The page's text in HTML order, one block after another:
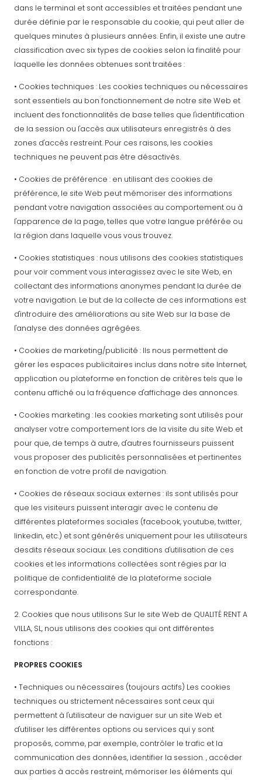
dans le terminal et sont accessibles et traitées pendant une
durée définie par le responsable du cookie, qui peut aller de
quelques minutes à plusieurs années. Enfin, il existe une autre
classification avec six types de cookies selon la finalité pour
laquelle les données obtenues sont traitées :
• Cookies techniques : Les cookies techniques ou nécessaires
sont essentiels au bon fonctionnement de notre site Web et
incluent des fonctionnalités de base telles que l'identification
de la session ou l'accès aux utilisateurs enregistrés à des
zones d'accès restreint. Pour ces raisons, les cookies
techniques ne peuvent pas être désactivés.
• Cookies de préférence : en utilisant des cookies de
préférence, le site Web peut mémoriser des informations
pendant votre navigation associées au comportement ou à
l'apparence de la page, telles que votre langue préférée ou
la région dans laquelle vous vous trouvez.
• Cookies statistiques : nous utilisons des cookies statistiques
pour voir comment vous interagissez avec le site Web, en
collectant des informations anonymes pendant la durée de
votre navigation. Le but de la collecte de ces informations est
d'introduire des améliorations au site Web sur la base de
l'analyse des données agrégées.
• Cookies de marketing/publicité : Ils nous permettent de
gérer les espaces publicitaires inclus dans notre site Internet,
application ou plateforme en fonction de critères tels que le
contenu affiché ou la fréquence d'affichage des annonces.
• Cookies marketing : les cookies marketing sont utilisés pour
analyser votre comportement lors de la visite du site Web et
pour que, de temps à autre, d'autres fournisseurs puissent
vous proposer des publicités personnalisées et pertinentes
en fonction de votre profil de navigation.
• Cookies de réseaux sociaux externes : ils sont utilisés pour
que les visiteurs puissent interagir avec le contenu de
différentes plateformes sociales (facebook, youtube, twitter,
linkedin, etc.) et sont générés uniquement pour les utilisateurs
desdits réseaux sociaux. Les conditions d'utilisation de ces
cookies et les informations collectées sont régies par la
politique de confidentialité de la plateforme sociale
correspondante.
2. Cookies que nous utilisons Sur le site Web de QUALITÉ RENT A
VILLA, SL, nous utilisons des cookies qui ont différentes
fonctions :
PROPRES COOKIES
• Techniques ou nécessaires (toujours actifs) Les cookies
techniques ou strictement nécessaires sont ceux qui
permettent à l'utilisateur de naviguer sur un site Web et
d'utiliser les différentes options ou services qui y sont
proposés, comme, par exemple, contrôler le trafic et la
communication des données, identifier la session. , accéder
aux parties à accès restreint, mémoriser les éléments qui